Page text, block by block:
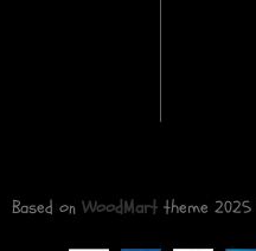
Based on WoodMart theme 2025